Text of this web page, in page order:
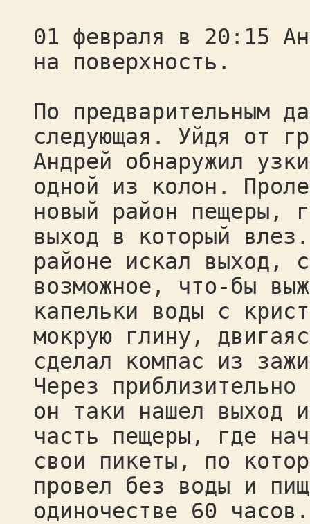
01 февраля в 20:15
на поверхность.
По предварительным
следующая. Уйдя от
Андрей обнаружил
одной из колон.
новый район пещеры,
выход в который
районе искал выход,
возможное, что-бы
капельки воды с
мокрую глину,
сделал компас из
Через
он таки нашел выход
часть пещеры, где
свои пикеты, по
провел без воды и
одиночестве 60 часов.